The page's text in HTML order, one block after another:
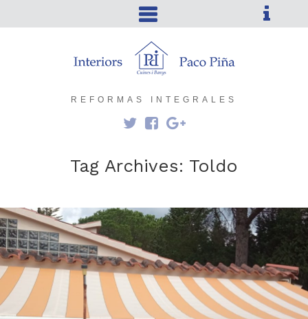
REFORMAS INTEGRALES
Tag Archives: Toldo